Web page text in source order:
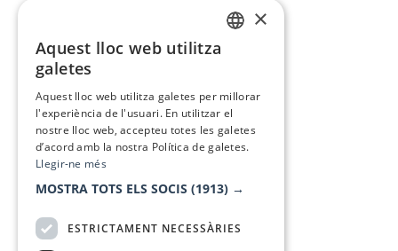
×
Aquest lloc web utilitza
galetes
Aquest lloc web utilitza galetes per millorar
l'experiència de l'usuari. En utilitzar el
nostre lloc web, accepteu totes les galetes
d’acord amb la nostra Política de galetes.
Llegir-ne més
MOSTRA TOTS ELS SOCIS (1913) →
ESTRICTAMENT NECESSÀRIES